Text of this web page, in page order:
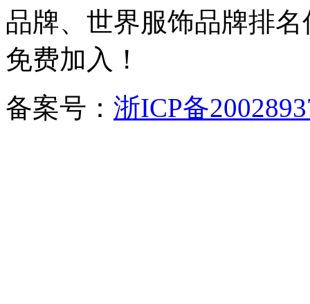
品牌、世界服饰品牌排
免费加入！
备案号： 浙ICP备